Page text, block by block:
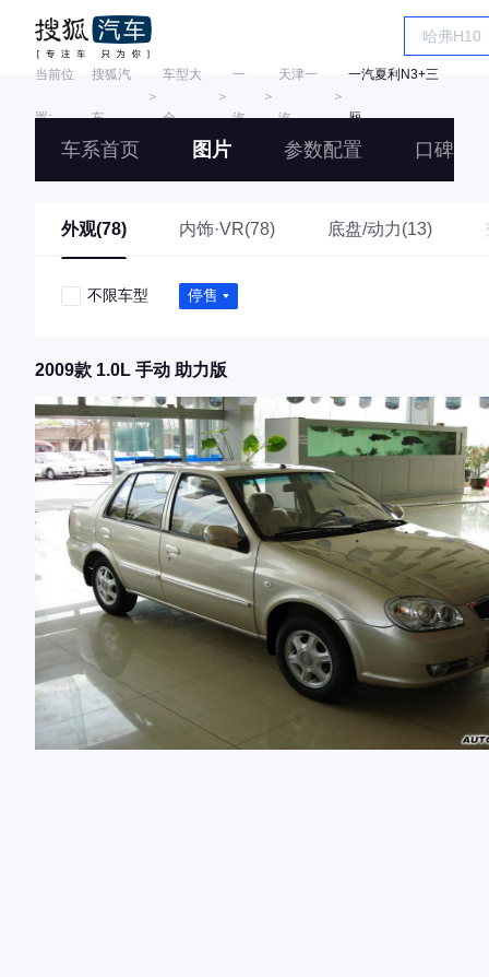
当前位
置:
搜狐汽
车
＞
车型大
全
＞
一
汽
＞
天津一
汽
＞
一汽夏利N3+三
厢
车系首页 图片 参数配置 口碑
外观(78) 内饰·VR(78) 底盘/动力(13)
不限车型 停售
2009款 1.0L 手动 助力版